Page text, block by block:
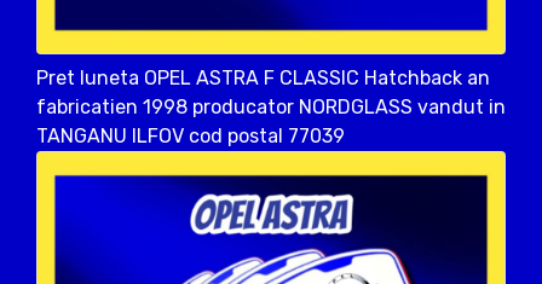
Pret luneta OPEL ASTRA F CLASSIC Hatchback an
fabricatien 1998 producator NORDGLASS vandut in
TANGANU ILFOV cod postal 77039